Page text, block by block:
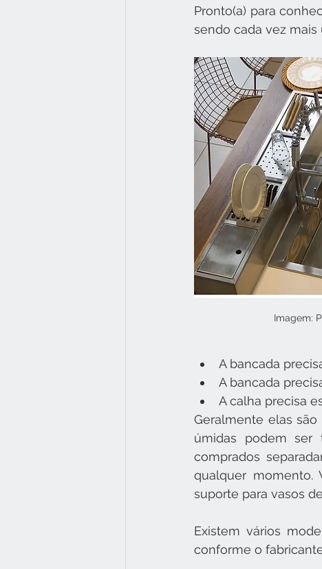
Pronto(a) para
sendo cada vez mais
Imagem:
A bancada
A bancada
A calha precisa
Geralmente elas
úmidas podem ser
comprados
qualquer momento.
suporte para vasos
Existem vários
conforme o